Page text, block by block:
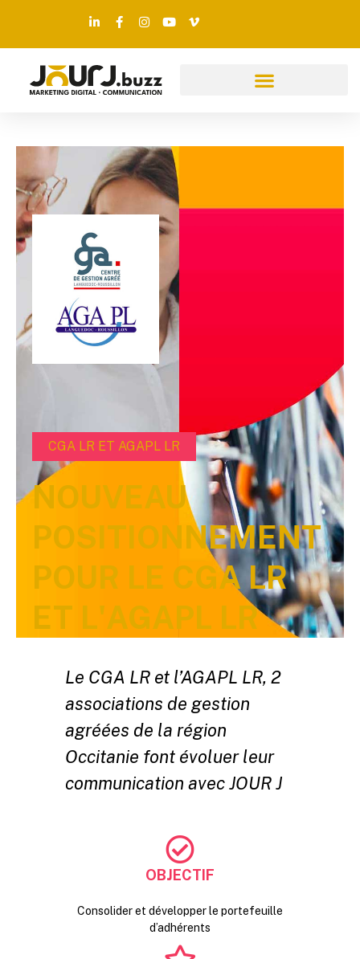
CGA LR ET AGAPL LR
NOUVEAU
POSITIONNEMENT
POUR LE CGA LR
ET L'AGAPL LR
Le CGA LR et l’AGAPL LR, 2
associations de gestion
agréées de la région
Occitanie font évoluer leur
communication avec JOUR J
OBJECTIF
Consolider et développer le portefeuille
d’adhérents